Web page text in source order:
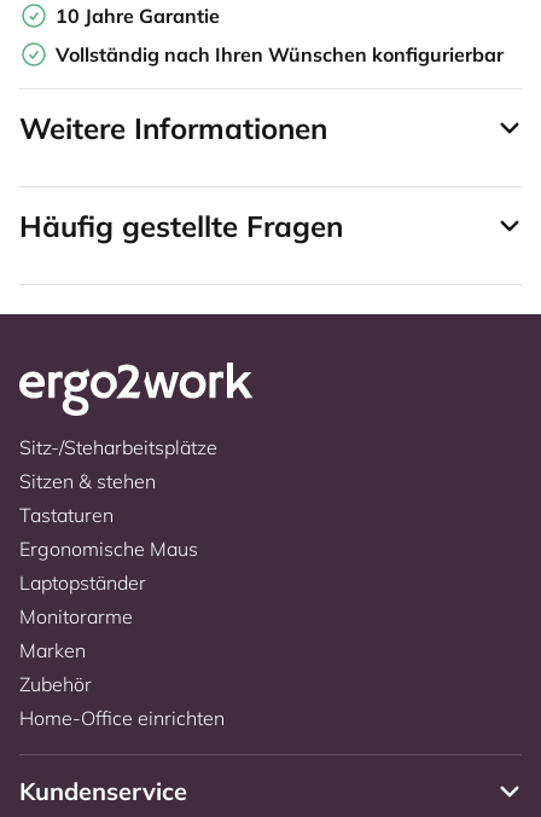
10 Jahre Garantie
Vollständig nach Ihren Wünschen konfigurierbar
Weitere Informationen
Häufig gestellte Fragen
Sitz-/Steharbeitsplätze
Sitzen & stehen
Tastaturen
Ergonomische Maus
Laptopständer
Monitorarme
Marken
Zubehör
Home-Office einrichten
Kundenservice